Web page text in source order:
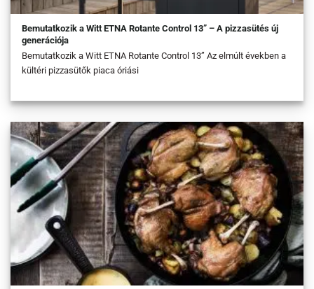
Bemutatkozik a Witt ETNA Rotante Control 13” – A pizzasütés új
generációja
Bemutatkozik a Witt ETNA Rotante Control 13” Az elmúlt években a
kültéri pizzasütők piaca óriási